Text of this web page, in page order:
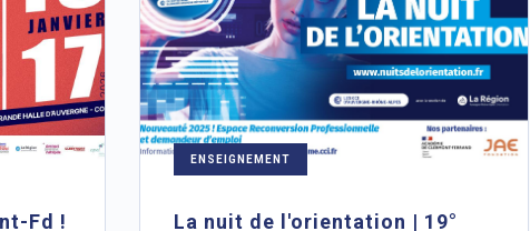
Fd !
ENSEIGNEMENT
La nuit de l'orientation | 19°